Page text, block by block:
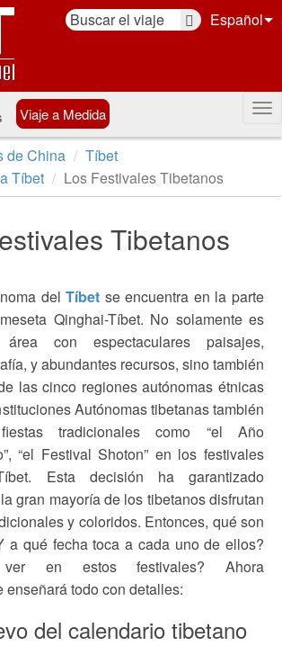
Español
Viaje a Medida
de China
Tíbet
Tíbet
Los Festivales Tibetanos
Tibetanos
delTíbet se encuentra en la parte
Qinghai-Tíbet. No solamente es
con espectaculares paisajes,
y abundantes recursos, sino también
las cinco regiones autónomas étnicas
Autónomas tibetanas también
tradicionales como “el Año
“el Festival Shoton” en los festivales
Esta decisión ha garantizado
gran mayoría de los tibetanos disfrutan
y coloridos. Entonces, qué son
a qué fecha toca a cada uno de ellos?
en estos festivales? Ahora
enseñará todo con detalles:
del calendario tibetano